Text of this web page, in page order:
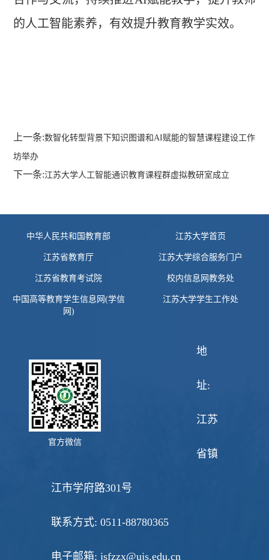
的人工智能素养，有效提升教育教学实效。
上一条:数智化转型背景下知识图谱和AI赋能的智慧课程建设工作
坊举办
下一条:江苏大学人工智能通识教育课程群虚拟教研室成立
中华人民共和国教育部 江苏大学首页
江苏省教育厅 江苏大学综合服务门户
江苏省教育考试院 校内信息网教务处
中国高等教育学生信息网(学信
网)
江苏大学学生工作处
官方微信
地
址:
江苏
省镇
江市学府路301号
联系方式: 0511-88780365
电子邮箱: jsfzzx@ujs.edu.cn